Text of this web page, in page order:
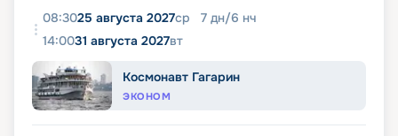
08:3025 августа 2027ср 7 дн/6 нч
14:0031 августа 2027вт
Космонавт Гагарин
ЭКОНОМ